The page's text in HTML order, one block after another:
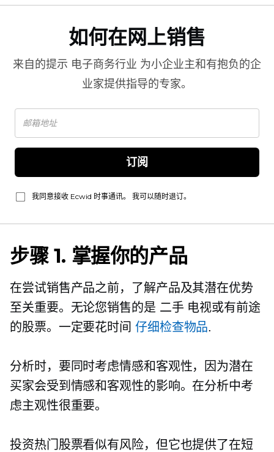
如何在网上销售
来自的提示 电子商务行业 为小企业主和有抱负的企
业家提供指导的专家。
订阅
我同意接收 Ecwid 时事通讯。 我可以随时退订。
步骤 1. 掌握你的产品
在尝试销售产品之前，了解产品及其潜在优势
至关重要。无论您销售的是 二手 电视或有前途
的股票。一定要花时间 仔细检查物品.
分析时，要同时考虑情感和客观性，因为潜在
买家会受到情感和客观性的影响。在分析中考
虑主观性很重要。
投资热门股票看似有风险，但它也提供了在短